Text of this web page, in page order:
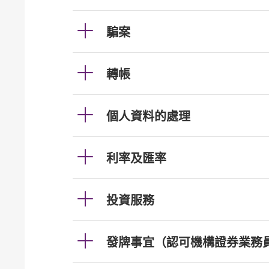
騙案
轉帳
個人資料的處理
利率及匯率
投資服務
發牌事宜（認可機構證券業務